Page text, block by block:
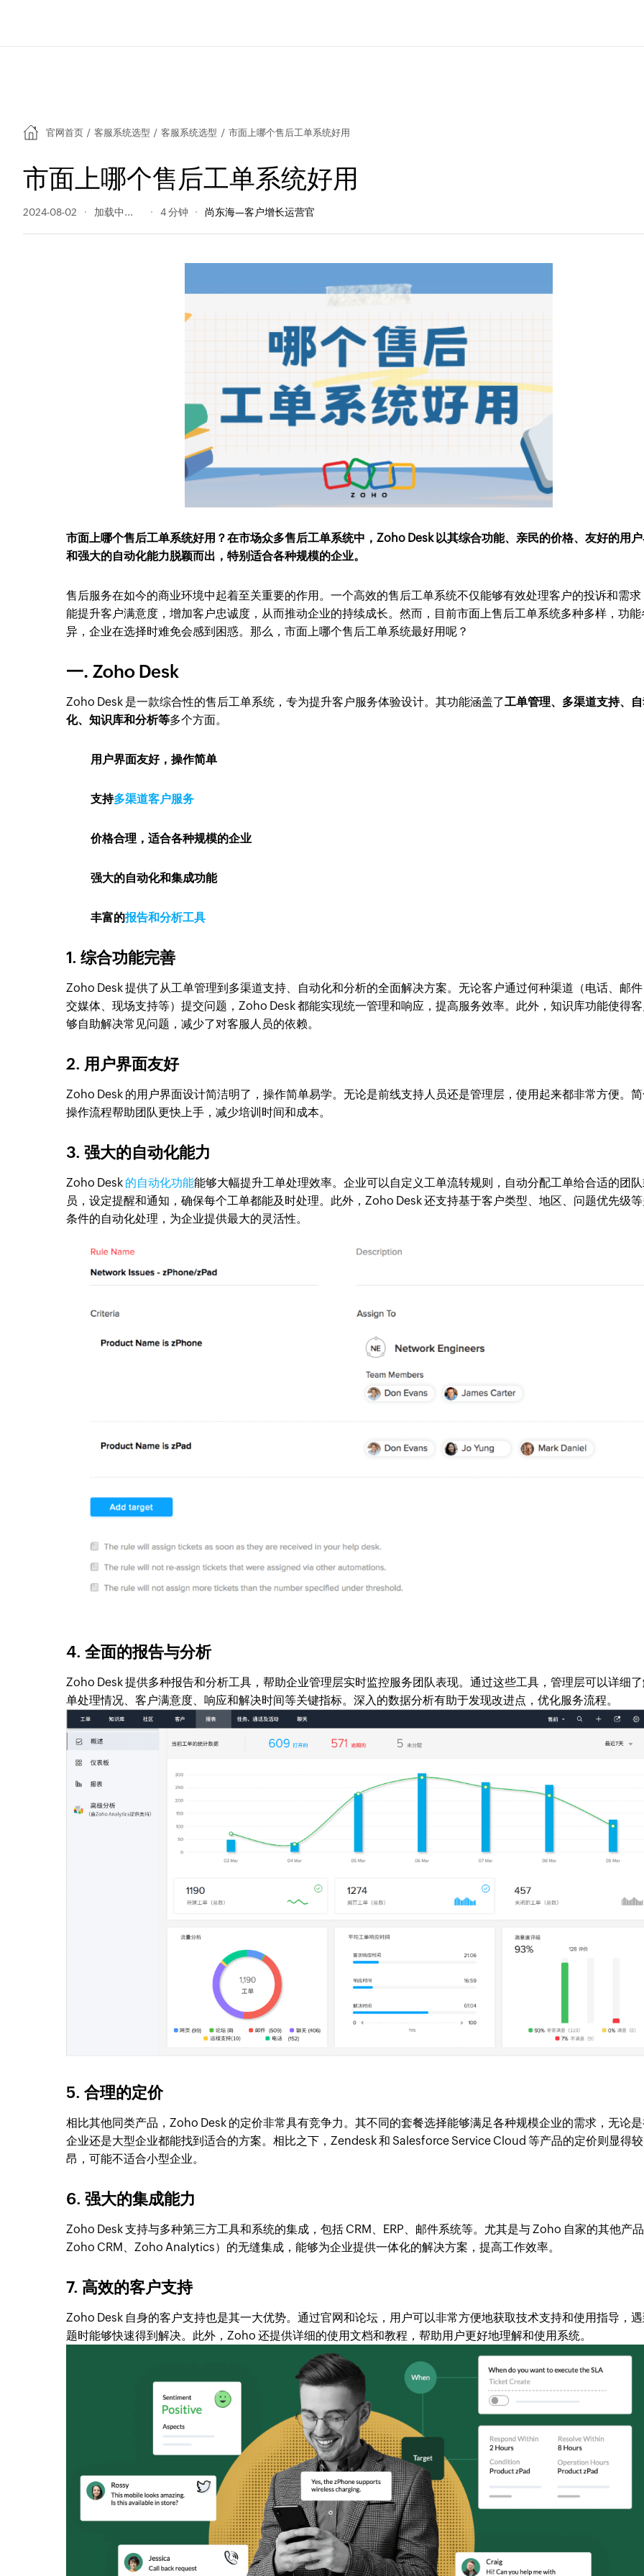
官网首页 / 客服系统选型 / 客服系统选型 / 市面上哪个售后工单系统好用
市面上哪个售后工单系统好用
2024-08-02 140 阅读量 4 分钟 尚东海—客户增长运营官
市面上哪个售后工单系统好用？在市场众多售后工单系统中，Zoho Desk 以其综合功能、亲民的价格、友好的用
和强大的自动化能力脱颖而出，特别适合各种规模的企业。
售后服务在如今的商业环境中起着至关重要的作用。一个高效的售后工单系统不仅能够有效处理客户的投诉和需求
能提升客户满意度，增加客户忠诚度，从而推动企业的持续成长。然而，目前市面上售后工单系统多种多样，功能
异，企业在选择时难免会感到困惑。那么，市面上哪个售后工单系统最好用呢？
一. Zoho Desk
Zoho Desk 是一款综合性的售后工单系统，专为提升客户服务体验设计。其功能涵盖了工单管理、多渠道支持、
化、知识库和分析等多个方面。
用户界面友好，操作简单
支持多渠道客户服务
价格合理，适合各种规模的企业
强大的自动化和集成功能
丰富的报告和分析工具
1. 综合功能完善
Zoho Desk 提供了从工单管理到多渠道支持、自动化和分析的全面解决方案。无论客户通过何种渠道（电话、邮
交媒体、现场支持等）提交问题，Zoho Desk 都能实现统一管理和响应，提高服务效率。此外，知识库功能使得
够自助解决常见问题，减少了对客服人员的依赖。
2. 用户界面友好
Zoho Desk 的用户界面设计简洁明了，操作简单易学。无论是前线支持人员还是管理层，使用起来都非常方便。
操作流程帮助团队更快上手，减少培训时间和成本。
3. 强大的自动化能力
Zoho Desk 的自动化功能能够大幅提升工单处理效率。企业可以自定义工单流转规则，自动分配工单给合适的团
员，设定提醒和通知，确保每个工单都能及时处理。此外，Zoho Desk 还支持基于客户类型、地区、问题优先级
条件的自动化处理，为企业提供最大的灵活性。
4. 全面的报告与分析
Zoho Desk 提供多种报告和分析工具，帮助企业管理层实时监控服务团队表现。通过这些工具，管理层可以详细
单处理情况、客户满意度、响应和解决时间等关键指标。深入的数据分析有助于发现改进点，优化服务流程。
5. 合理的定价
相比其他同类产品，Zoho Desk 的定价非常具有竞争力。其不同的套餐选择能够满足各种规模企业的需求，无论
企业还是大型企业都能找到适合的方案。相比之下，Zendesk 和 Salesforce Service Cloud 等产品的定价则显得
昂，可能不适合小型企业。
6. 强大的集成能力
Zoho Desk 支持与多种第三方工具和系统的集成，包括 CRM、ERP、邮件系统等。尤其是与 Zoho 自家的其他产
Zoho CRM、Zoho Analytics）的无缝集成，能够为企业提供一体化的解决方案，提高工作效率。
7. 高效的客户支持
Zoho Desk 自身的客户支持也是其一大优势。通过官网和论坛，用户可以非常方便地获取技术支持和使用指导，
题时能够快速得到解决。此外，Zoho 还提供详细的使用文档和教程，帮助用户更好地理解和使用系统。